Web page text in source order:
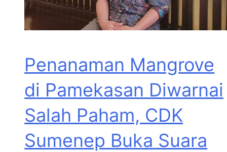
Penanaman Mangrove
di Pamekasan Diwarnai
Salah Paham, CDK
Sumenep Buka Suara